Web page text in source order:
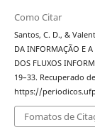
Como Citar
Santos, C. D., &
DA INFORMAÇÃO E
DOS FLUXOS
19–33. Recuperado de
https://
Fomatos de